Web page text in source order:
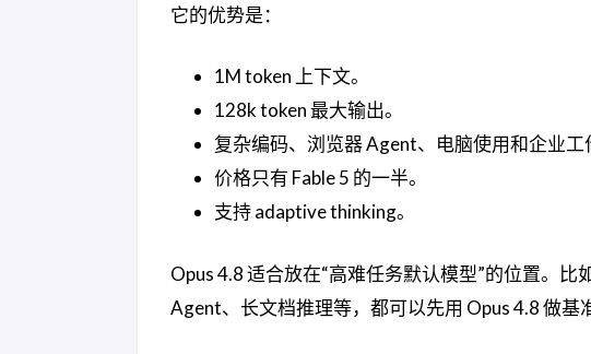
它的优势是：
1M token 上下文。
128k token 最大输出。
复杂编码、浏览器 Agent、电脑使用和企业工
价格只有 Fable 5 的一半。
支持 adaptive thinking。
Opus 4.8 适合放在“高难任务默认模型”的位置。
Agent、长文档推理等，都可以先用 Opus 4.8 做基